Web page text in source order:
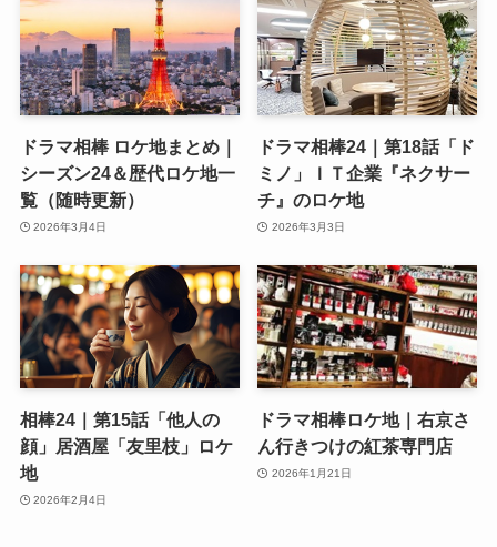
ドラマ相棒 ロケ地まとめ｜
シーズン24＆歴代ロケ地一
覧（随時更新）
2026年3月4日
ドラマ相棒24｜第18話「ド
ミノ」ＩＴ企業『ネクサー
チ』のロケ地
2026年3月3日
相棒24｜第15話「他人の
顔」居酒屋「友里枝」ロケ
地
2026年2月4日
ドラマ相棒ロケ地｜右京さ
ん行きつけの紅茶専門店
2026年1月21日